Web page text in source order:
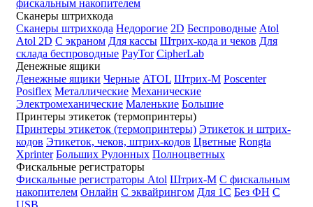
фискальным накопителем
Сканеры штрихкода
Сканеры штрихкода Недорогие 2D Беспроводные Atol
Atol 2D С экраном Для кассы Штрих-кода и чеков Для
склада беспроводные PayTor CipherLab
Денежные ящики
Денежные ящики Черные ATOL Штрих-М Poscenter
Posiflex Металлические Механические
Электромеханические Маленькие Большие
Принтеры этикеток (термопринтеры)
Принтеры этикеток (термопринтеры) Этикеток и штрих-
кодов Этикеток, чеков, штрих-кодов Цветные Rongta
Xprinter Больших Рулонных Полноцветных
Фискальные регистраторы
Фискальные регистраторы Atol Штрих-М С фискальным
накопителем Онлайн С эквайрингом Для 1С Без ФН С
USB